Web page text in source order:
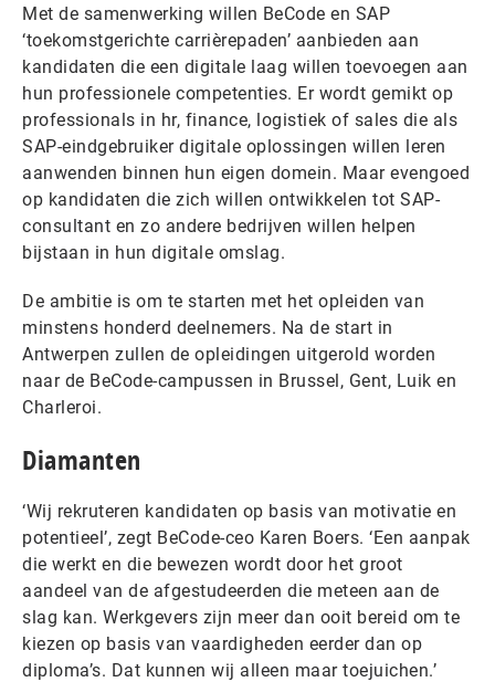
Met de samenwerking willen BeCode en SAP
‘toekomstgerichte carrièrepaden’ aanbieden aan
kandidaten die een digitale laag willen toevoegen aan
hun professionele competenties. Er wordt gemikt op
professionals in hr, finance, logistiek of sales die als
SAP-eindgebruiker digitale oplossingen willen leren
aanwenden binnen hun eigen domein. Maar evengoed
op kandidaten die zich willen ontwikkelen tot SAP-
consultant en zo andere bedrijven willen helpen
bijstaan in hun digitale omslag.
De ambitie is om te starten met het opleiden van
minstens honderd deelnemers. Na de start in
Antwerpen zullen de opleidingen uitgerold worden
naar de BeCode-campussen in Brussel, Gent, Luik en
Charleroi.
Diamanten
‘Wij rekruteren kandidaten op basis van motivatie en
potentieel’, zegt BeCode-ceo Karen Boers. ‘Een aanpak
die werkt en die bewezen wordt door het groot
aandeel van de afgestudeerden die meteen aan de
slag kan. Werkgevers zijn meer dan ooit bereid om te
kiezen op basis van vaardigheden eerder dan op
diploma’s. Dat kunnen wij alleen maar toejuichen.’